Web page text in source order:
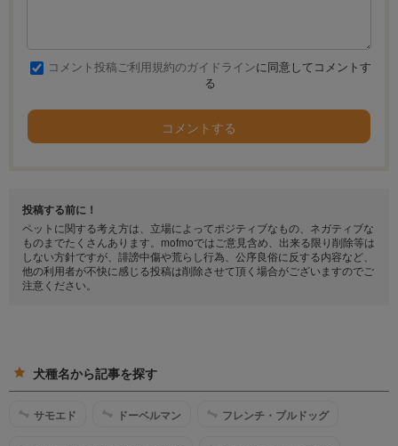
コメント投稿ご利用規約のガイドラインに同意してコメントす
る
コメントする
投稿する前に！
ペットに関する考え方は、立場によってポジティブなもの、ネガティブな
ものまでたくさんあります。mofmoではご意見含め、出来る限り削除等は
しない方針ですが、誹謗中傷や荒らし行為、公序良俗に反する内容など、
他の利用者が不快に感じる投稿は削除させて頂く場合がございますのでご
注意ください。
犬種名から記事を探す
サモエド ドーベルマン フレンチ・ブルドッグ